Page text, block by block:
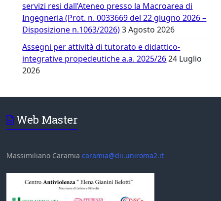
servizi resi dall’Ateneo presso la Macroarea di
Ingegneria (Prot. n. 0033669 del 22 giugno 2026 –
Disposizione n.1063/2026) 3 Agosto 2026
Assegni per attività di tutorato e didattico-
integrative propedeutiche a.a. 2025/26 24 Luglio
2026
Web Master
Massimiliano Caramiacaramia@dii.uniroma2.it